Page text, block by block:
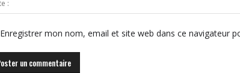
Enregistrer mon nom, email et site web dans ce navigateur